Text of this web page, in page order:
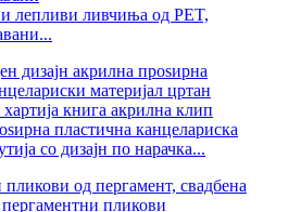
лепливи ливчиња од PET,
пластична канцелариска
со дизајн по нарачка...